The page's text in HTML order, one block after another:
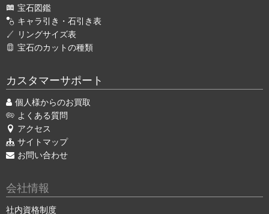
宝石図鑑
キャラ引き・石引き表
リングサイズ表
宝石のカットの種類
カスタマーサポート
個人様からのお買取
よくある質問
アクセス
サイトマップ
お問い合わせ
会社情報
社内資格制度